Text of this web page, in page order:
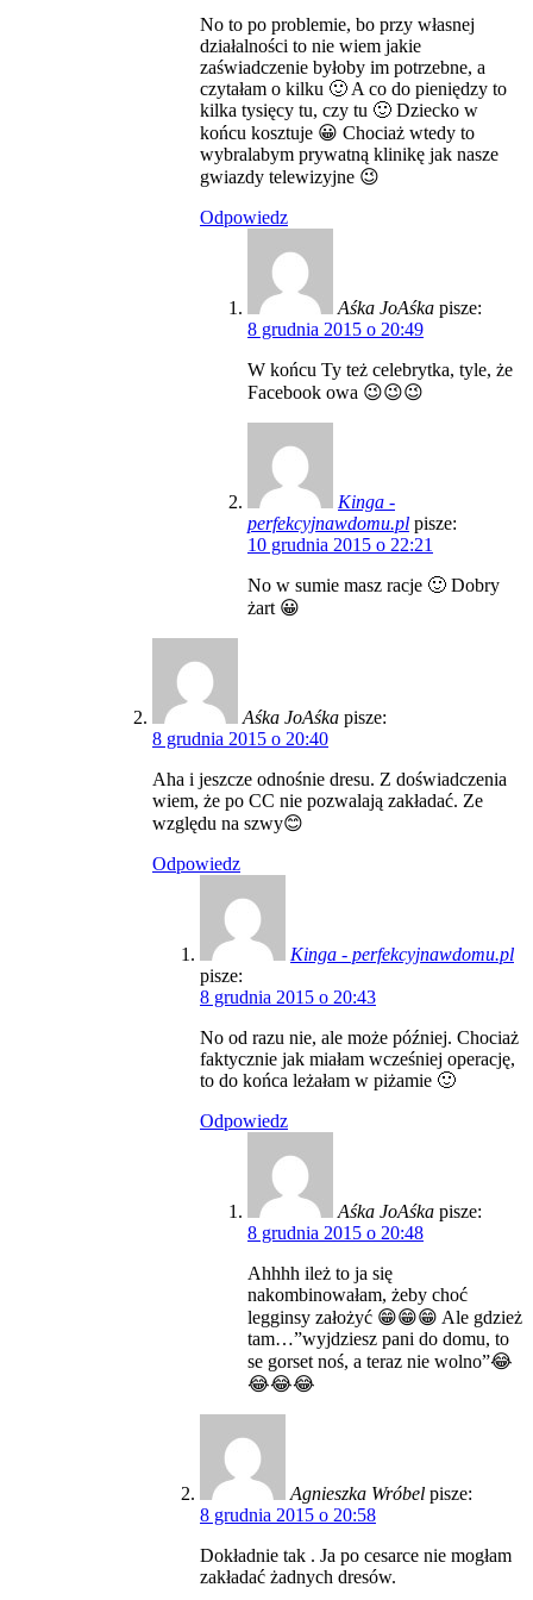
No to po problemie, bo przy własnej
działalności to nie wiem jakie
zaświadczenie byłoby im potrzebne, a
czytałam o kilku 🙂 A co do pieniędzy to
kilka tysięcy tu, czy tu 🙂 Dziecko w
końcu kosztuje 😀 Chociaż wtedy to
wybralabym prywatną klinikę jak nasze
gwiazdy telewizyjne 😉
Odpowiedz
Aśka JoAśka pisze:
8 grudnia 2015 o 20:49
W końcu Ty też celebrytka, tyle, że
Facebook owa 😉😉😉
Kinga -
perfekcyjnawdomu.pl pisze:
10 grudnia 2015 o 22:21
No w sumie masz racje 🙂 Dobry
żart 😀
Aśka JoAśka pisze:
8 grudnia 2015 o 20:40
Aha i jeszcze odnośnie dresu. Z doświadczenia
wiem, że po CC nie pozwalają zakładać. Ze
względu na szwy😊
Odpowiedz
Kinga - perfekcyjnawdomu.pl
pisze:
8 grudnia 2015 o 20:43
No od razu nie, ale może później. Chociaż
faktycznie jak miałam wcześniej operację,
to do końca leżałam w piżamie 🙂
Odpowiedz
Aśka JoAśka pisze:
8 grudnia 2015 o 20:48
Ahhhh ileż to ja się
nakombinowałam, żeby choć
legginsy założyć 😁😁😁 Ale gdzież
tam…”wyjdziesz pani do domu, to
se gorset noś, a teraz nie wolno”😂
😂😂😂
Agnieszka Wróbel pisze:
8 grudnia 2015 o 20:58
Dokładnie tak . Ja po cesarce nie mogłam
zakładać żadnych dresów.